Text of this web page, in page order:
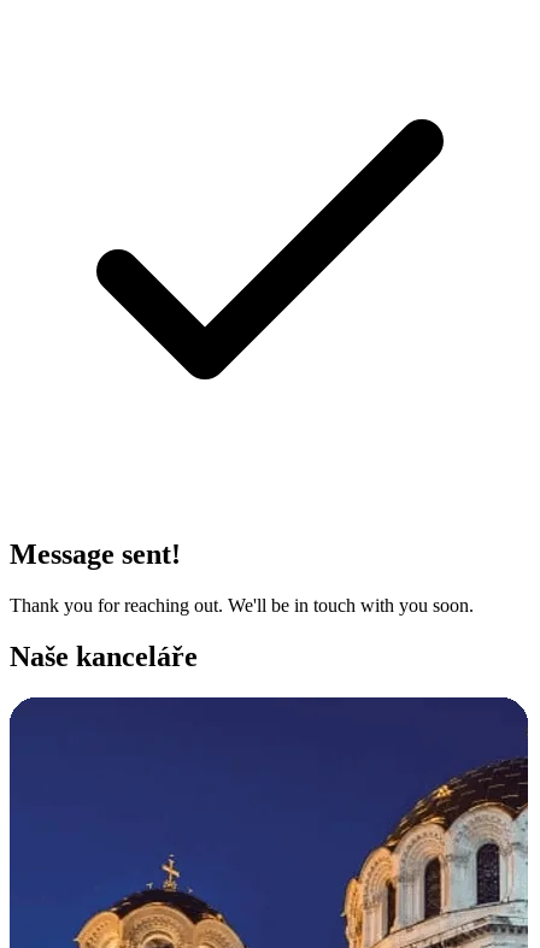
Message sent!
Thank you for reaching out. We'll be in touch with you soon.
Naše kanceláře